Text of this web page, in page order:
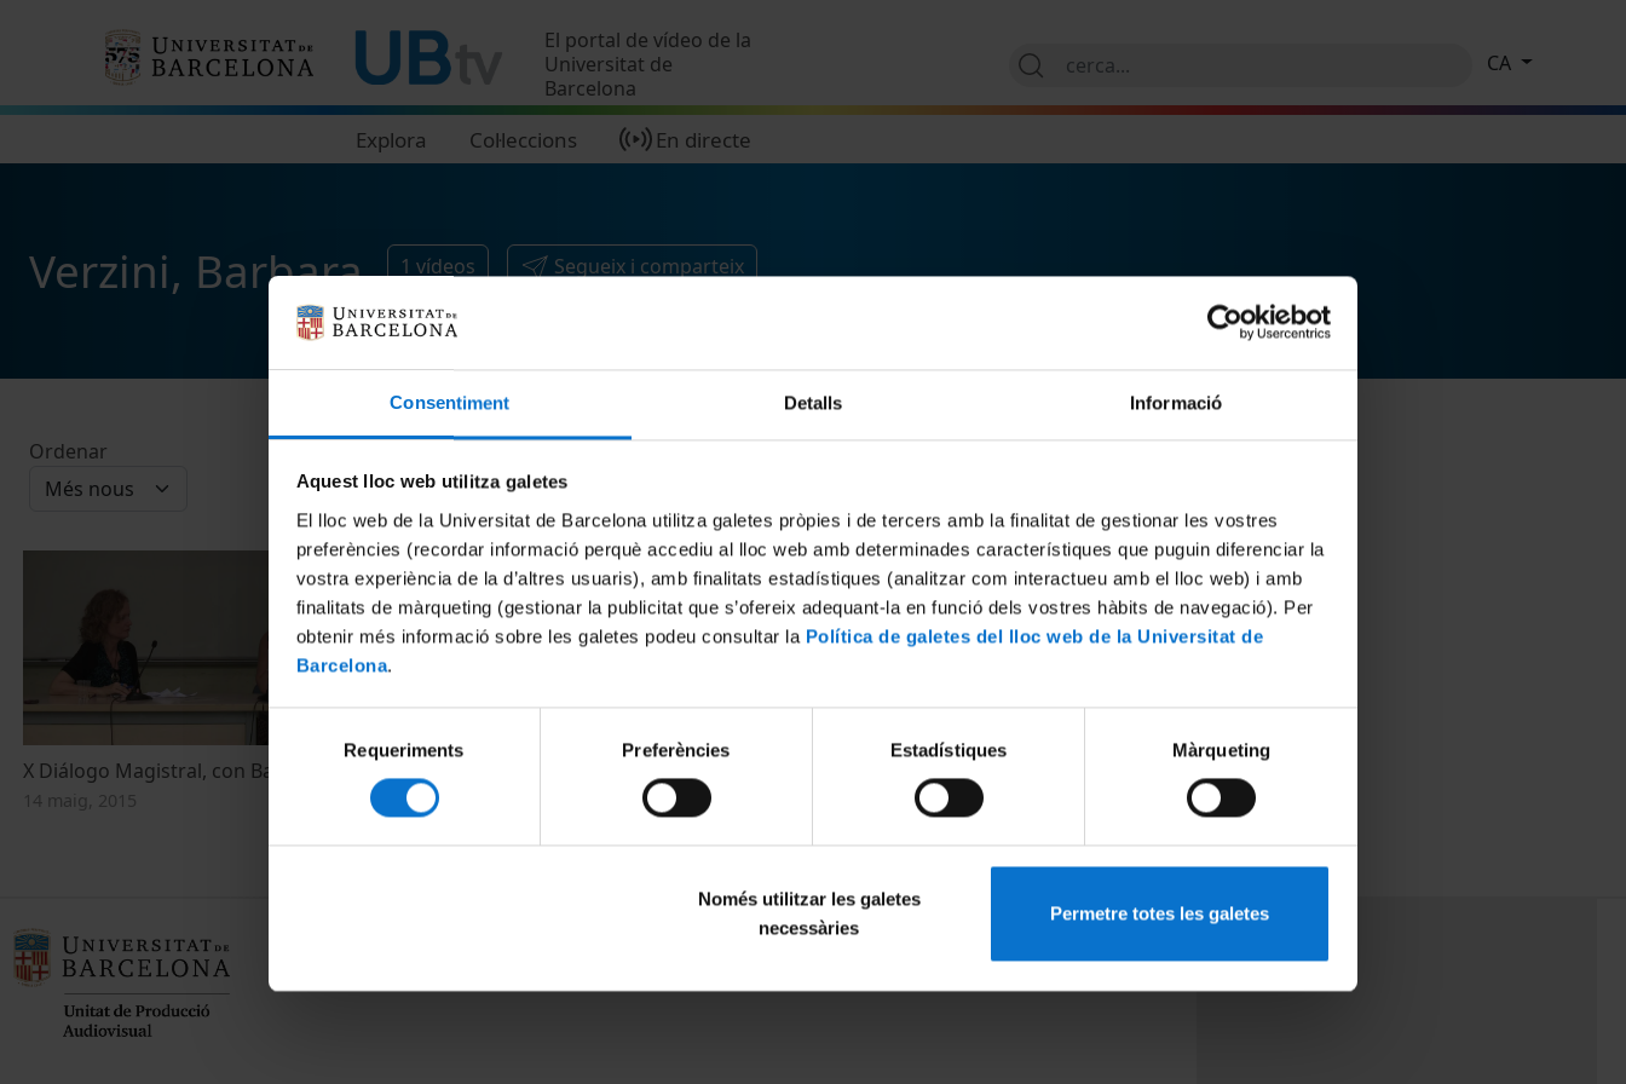
Consentiment Detalls Informació
Aquest lloc web utilitza galetes
El lloc web de la Universitat de Barcelona utilitza galetes pròpies i de tercers amb la finalitat de gestionar les vostres
preferències (recordar informació perquè accediu al lloc web amb determinades característiques que puguin diferenciar la
vostra experiència de la d’altres usuaris), amb finalitats estadístiques (analitzar com interactueu amb el lloc web) i amb
finalitats de màrqueting (gestionar la publicitat que s’ofereix adequant-la en funció dels vostres hàbits de navegació). Per
obtenir més informació sobre les galetes podeu consultar la Política de galetes del lloc web de la Universitat de
Barcelona.
de
consentiment
Requeriments Preferències Estadístiques Màrqueting
Només utilitzar les galetes
necessàries
Permetre totes les galetes
El portal de vídeo de la
Universitat de
Barcelona
Explora Col·leccions En directe
CA
Verzini, Barbara 1 vídeos Segueix i comparteix
Ordenar
X Diálogo Magistral, con Barbara Verzini
14 maig, 2015
MENÚ PEU 1 PEU 3